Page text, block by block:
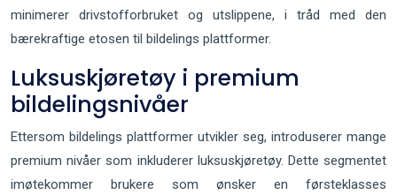
minimerer drivstofforbruket og utslippene, i tråd med den
bærekraftige etosen til bildelings plattformer.
Luksuskjøretøy i premium
bildelingsnivåer
Ettersom bildelings plattformer utvikler seg, introduserer mange
premium nivåer som inkluderer luksuskjøretøy. Dette segmentet
imøtekommer brukere som ønsker en førsteklasses